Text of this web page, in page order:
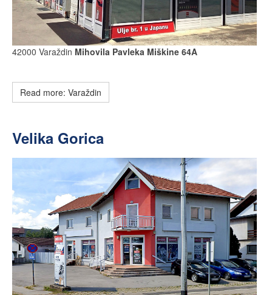
42000 Varaždin Mihovila Pavleka Miškine 64A
Read more: Varaždin
Velika Gorica